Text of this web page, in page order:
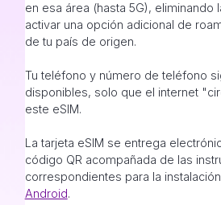
en esa área (hasta 5G), eliminando
activar una opción adicional de
de tu país de origen.
Tu teléfono y número de teléfono
disponibles, solo que el internet
este eSIM.
La tarjeta eSIM se entrega
código QR acompañada de las
correspondientes para la
Android.